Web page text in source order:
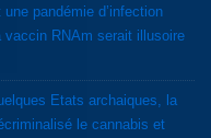
pandémie d’infection
RNAm serait illusoire
le cannabis et